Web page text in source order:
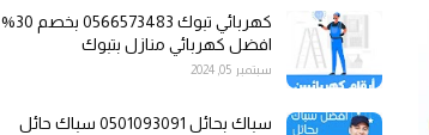
كهربائي تبوك 0566573483 بخصم 30%
افضل كهربائي منازل بتبوك
سبتمبر 05, 2024
سباك بحائل 0501093091 سباك حائل